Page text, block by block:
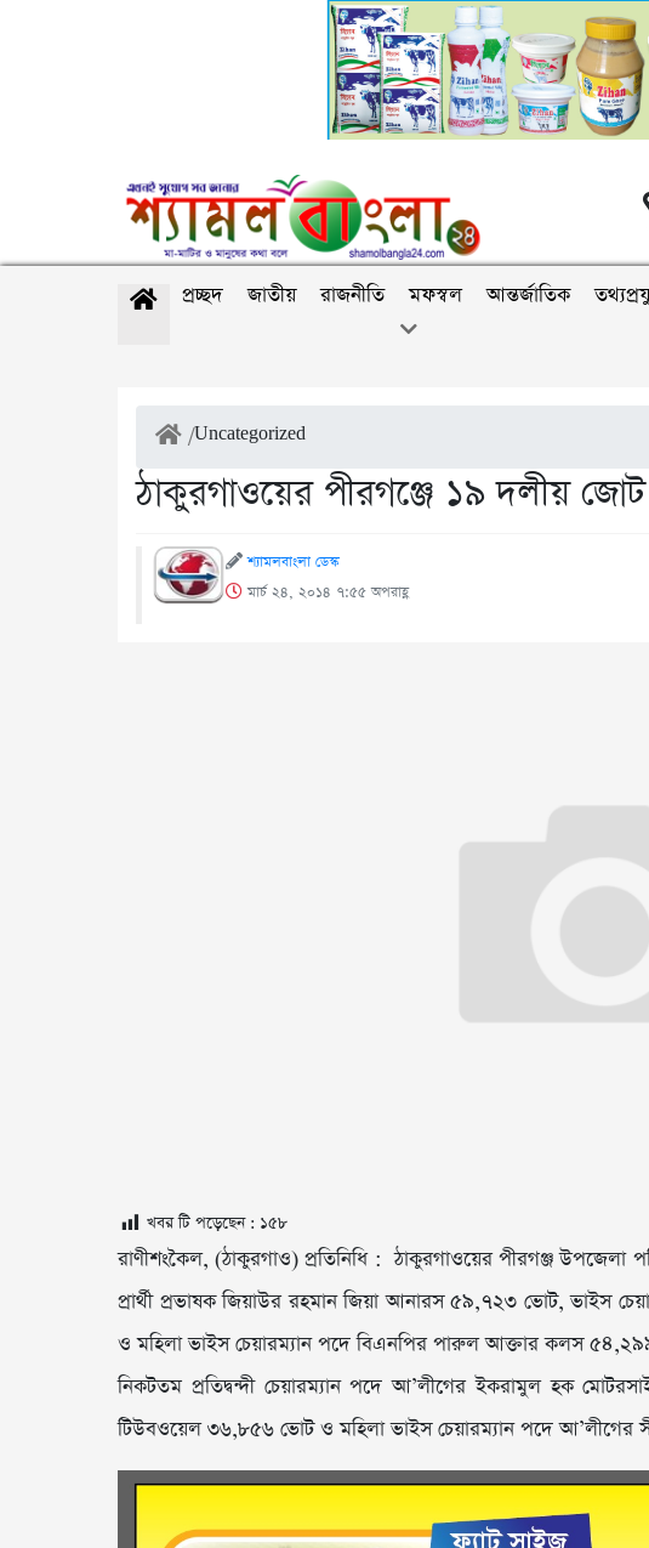
প্রচ্ছদ জাতীয় রাজনীতি মফস্বল আন্তর্জাতিক
/Uncategorized
ঠাকুরগাওয়ের পীরগঞ্জে ১৯ দলীয় জোট
শ্যামলবাংলা ডেস্ক
মার্চ ২৪, ২০১৪ ৭:৫৫ অপরাহ্ণ
খবর টি পড়েছেন : ১৫৮
রাণীশংকৈল, (ঠাকুরগাও) প্রতিনিধি : ঠাকুরগাওয়ের পীরগঞ্জ উপজেলা
প্রার্থী প্রভাষক জিয়াউর রহমান জিয়া আনারস ৫৯,৭২৩ ভোট, ভাইস
ও মহিলা ভাইস চেয়ারম্যান পদে বিএনপির পারুল আক্তার কলস ৫৪,২৯৯
নিকটতম প্রতিদ্বন্দী চেয়ারম্যান পদে আ’লীগের ইকরামুল হক
টিউবওয়েল ৩৬,৮৫৬ ভোট ও মহিলা ভাইস চেয়ারম্যান পদে আ’লীগের